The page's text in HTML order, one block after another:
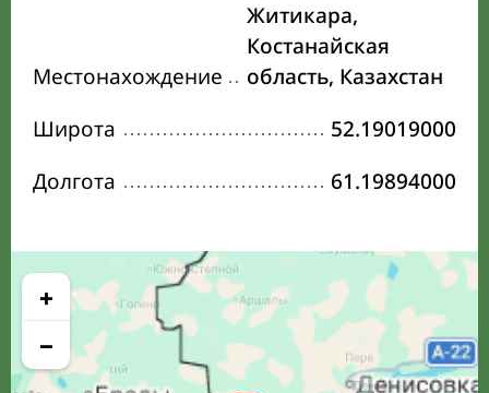
Местонахождение
Житикара,
Костанайская
область, Казахстан
Широта
52.19019000
Долгота
61.19894000
+
−